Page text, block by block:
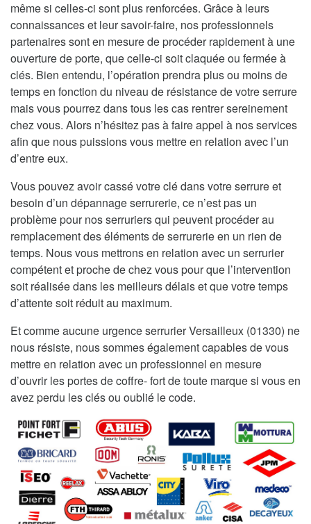
même si celles-ci sont plus renforcées. Grâce à leurs
connaissances et leur savoir-faire, nos professionnels
partenaires sont en mesure de procéder rapidement à une
ouverture de porte, que celle-ci soit claquée ou fermée à
clés. Bien entendu, l’opération prendra plus ou moins de
temps en fonction du niveau de résistance de votre serrure
mais vous pourrez dans tous les cas rentrer sereinement
chez vous. Alors n’hésitez pas à faire appel à nos services
afin que nous puissions vous mettre en relation avec l’un
d’entre eux.
Vous pouvez avoir cassé votre clé dans votre serrure et
besoin d’un dépannage serrurerie, ce n’est pas un
problème pour nos serruriers qui peuvent procéder au
remplacement des éléments de serrurerie en un rien de
temps. Nous vous mettrons en relation avec un serrurier
compétent et proche de chez vous pour que l’intervention
soit réalisée dans les meilleurs délais et que votre temps
d’attente soit réduit au maximum.
Et comme aucune urgence serrurier Versailleux (01330) ne
nous résiste, nous sommes également capables de vous
mettre en relation avec un professionnel en mesure
d’ouvrir les portes de coffre- fort de toute marque si vous en
avez perdu les clés ou oublié le code.